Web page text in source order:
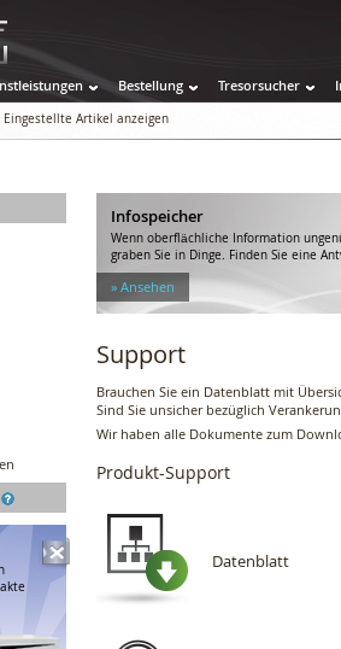
Bestellung Tresorsucher
Eingestellte Artikel anzeigen
Infospeicher
Wenn oberflächliche Information
graben Sie in Dinge. Finden Sie eine
» Ansehen
Support
Brauchen Sie ein Datenblatt mit
Sind Sie unsicher bezüglich
Wir haben alle Dokumente zum
Produkt-Support
Datenblatt